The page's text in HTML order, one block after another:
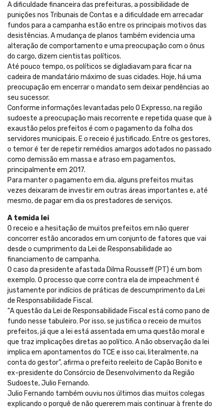
A dificuldade financeira das prefeituras, a possibilidade de
punições nos Tribunais de Contas e a dificuldade em arrecadar
fundos para a campanha estão entre os principais motivos das
desistências. A mudança de planos também evidencia uma
alteração de comportamento e uma preocupação com o ônus
do cargo, dizem cientistas políticos.
Até pouco tempo, os políticos se digladiavam para ficar na
cadeira de mandatário máximo de suas cidades. Hoje, há uma
preocupação em encerrar o mandato sem deixar pendências ao
seu sucessor.
Conforme informações levantadas pelo O Expresso, na região
sudoeste a preocupação mais recorrente e repetida quase que à
exaustão pelos prefeitos é com o pagamento da folha dos
servidores municipais. E o receio é justificado. Entre os gestores,
o temor é ter de repetir remédios amargos adotados no passado
como demissão em massa e atraso em pagamentos,
principalmente em 2017.
Para manter o pagamento em dia, alguns prefeitos muitas
vezes deixaram de investir em outras áreas importantes e, até
mesmo, de pagar em dia os prestadores de serviços.
A temida lei
O receio e a hesitação de muitos prefeitos em não querer
concorrer estão ancorados em um conjunto de fatores que vai
desde o cumprimento da Lei de Responsabilidade ao
financiamento de campanha.
O caso da presidente afastada Dilma Rousseff (PT) é um bom
exemplo. O processo que corre contra ela de impeachment é
justamente por indícios de práticas de descumprimento da Lei
de Responsabilidade Fiscal.
“A questão da Lei de Responsabilidade Fiscal está como pano de
fundo nesse tabuleiro. Por isso, se justifica o receio de muitos
prefeitos, já que a lei está assentada em uma questão moral e
que traz implicações diretas ao político. A não observação da lei
implica em apontamentos do TCE e isso cai, literalmente, na
conta do gestor”, afirma o prefeito reeleito de Capão Bonito e
ex-presidente do Consórcio de Desenvolvimento da Região
Sudoeste, Julio Fernando.
Julio Fernando também ouviu nos últimos dias muitos colegas
explicando o porquê de não quererem mais continuar à frente do